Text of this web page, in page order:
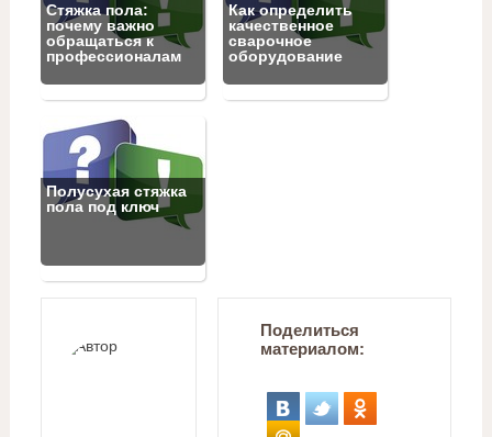
Стяжка пола:
почему важно
обращаться к
профессионалам
Как определить
качественное
сварочное
оборудование
Полусухая стяжка
пола под ключ
Поделиться
материалом: